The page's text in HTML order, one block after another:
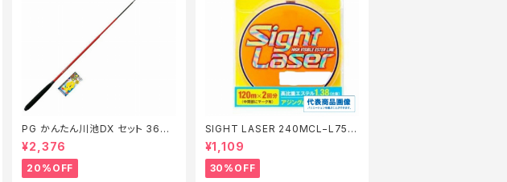
PG かんたん川池DX セット 360
【特価セット】【20】
¥2,376
20%OFF
SIGHT LASER 240MCL−L75Q
橙 0.2【特価仕掛】【30】
¥1,109
30%OFF